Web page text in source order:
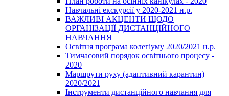
Навчальні екскурсії у 2020-2021 н.р.
ВАЖЛИВІ АКЦЕНТИ ЩОДО
ОРГАНІЗАЦІЇ ДИСТАНЦІЙНОГО
НАВЧАННЯ
Освітня програма колегіуму 2020/2021 н.р.
Тимчасовий порядок освітнього процесу -
2020
Маршрути руху (адаптивний карантин)
2020/2021
Інструменти дистанційного навчання для